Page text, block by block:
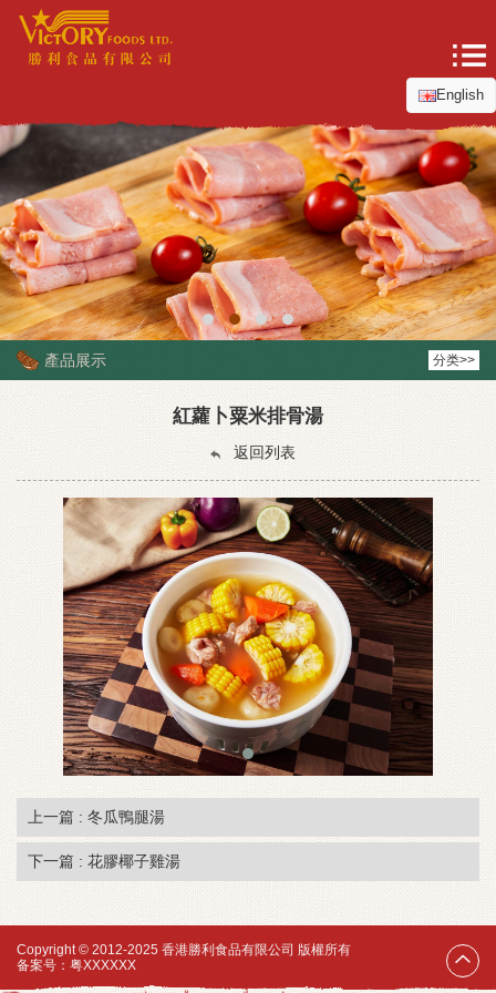
English
產品展示 分类>>
紅蘿卜粟米排骨湯
返回列表
上一篇 : 冬瓜鴨腿湯
下一篇 : 花膠椰子雞湯
Copyright © 2012-2025 香港勝利食品有限公司 版權所有
备案号： 粤XXXXXX